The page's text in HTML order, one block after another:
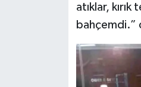
atıklar,
bahçemdi.”